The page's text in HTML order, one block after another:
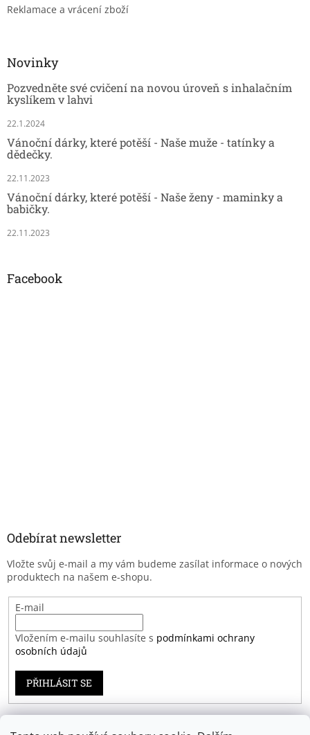
Reklamace a vrácení zboží
Novinky
Pozvedněte své cvičení na novou úroveň s inhalačním
kyslíkem v lahvi
22.1.2024
Vánoční dárky, které potěší - Naše muže - tatínky a
dědečky.
22.11.2023
Vánoční dárky, které potěší - Naše ženy - maminky a
babičky.
22.11.2023
Facebook
Odebírat newsletter
Vložte svůj e-mail a my vám budeme zasílat informace o nových
produktech na našem e-shopu.
E-mail
Vložením e-mailu souhlasíte s podmínkami ochrany
osobních údajů
PŘIHLÁSIT SE